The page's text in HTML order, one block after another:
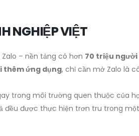
NGHIỆP VIỆT
– nền tảng có hơn 70 triệu
thêm ứng dụng, chỉ cần mở Zalo là
trong môi trường quen thuộc của
đều được thực hiện trơn tru trong một